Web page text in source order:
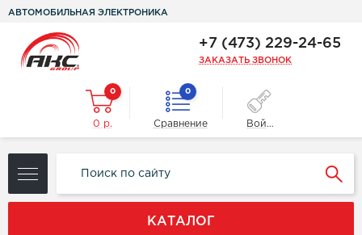
АВТОМОБИЛЬНАЯ ЭЛЕКТРОНИКА
+7 (473) 229-24-65
ЗАКАЗАТЬ ЗВОНОК
0
0 р.
0
Сравнение Войти
КАТАЛОГ